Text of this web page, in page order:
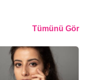
Tümünü Gör